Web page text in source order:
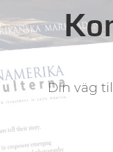
Din väg